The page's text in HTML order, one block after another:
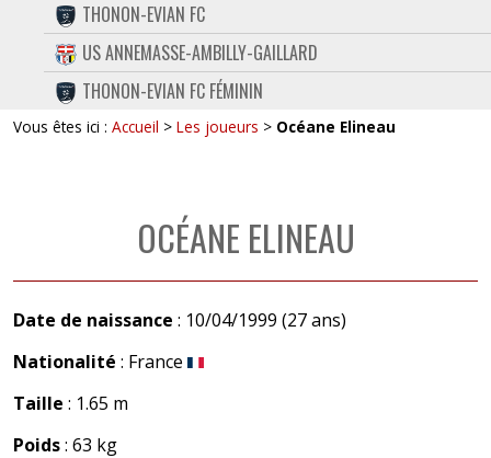
CONTACT
FACEBOOK
TWITTER
THONON-EVIAN FC
US ANNEMASSE-AMBILLY-GAILLARD
THONON-EVIAN FC FÉMININ
Vous êtes ici : Accueil > Les joueurs > Océane Elineau
OCÉANE ELINEAU
Date de naissance : 10/04/1999 (27 ans)
Nationalité : France
Taille : 1.65 m
Poids: 63 kg